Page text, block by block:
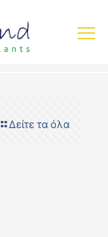
Δείτε τα όλα